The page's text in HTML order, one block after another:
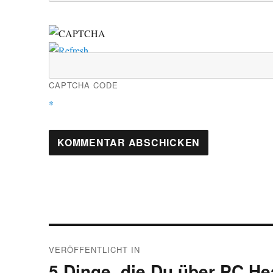
CAPTCHA CODE
*
VERÖFFENTLICHT IN